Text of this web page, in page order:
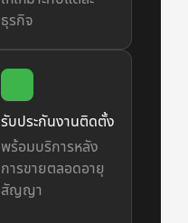
ธุรกิจ
รับประกันงานติดตั้ง
พร้อมบริการหลัง
การขายตลอดอายุ
สัญญา